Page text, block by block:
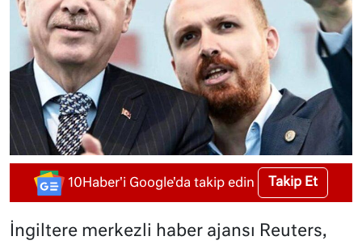
10Haber'i Google'da takip edin Takip Et
İngiltere merkezli haber ajansı Reuters,